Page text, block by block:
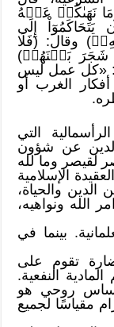
نَهَىٰكُمۡ عَنۡهُ
يَتَحَاكَمُوٓاْ إِلَى
وقال: (فَلَا
شَجَرَ بَيۡنَهُمۡ)
«كل عمل ليس
الغرب أو
التي
عن شؤون
لقيصر وما لله
الإسلامية
الدين والحياة،
الله ونواهيه،
بينما في
تقوم على
المادية النفعية.
أساس روحي هو
مقياسًا لجميع